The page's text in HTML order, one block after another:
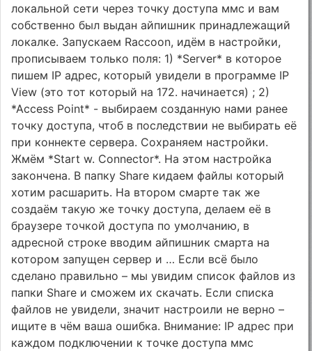
локальной сети через точку доступа ммс и вам
собственно был выдан айпишник принадлежащий
локалке. Запускаем Raccoon, идём в настройки,
прописываем только поля: 1) *Server* в которое
пишем IP адрес, который увидели в программе IP
View (это тот который на 172. начинается) ; 2)
*Access Point* - выбираем созданную нами ранее
точку доступа, чтоб в последствии не выбирать её
при коннекте сервера. Сохраняем настройки.
Жмём *Start w. Connector*. На этом настройка
закончена. В папку Share кидаем файлы который
хотим расшарить. На втором смарте так же
создаём такую же точку доступа, делаем её в
браузере точкой доступа по умолчанию, в
адресной строке вводим айпишник смарта на
котором запущен сервер и … Если всё было
сделано правильно – мы увидим список файлов из
папки Share и сможем их скачать. Если списка
файлов не увидели, значит настроили не верно –
ищите в чём ваша ошибка. Внимание: IP адрес при
каждом подключении к точке доступа ммс